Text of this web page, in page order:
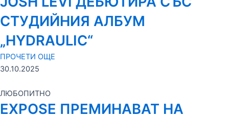
СТУДИЙНИЯ АЛБУМ
„HYDRAULIC“
ПРОЧЕТИ ОЩЕ
30.10.2025
ЛЮБОПИТНО
EXPOSE ПРЕМИНАВАТ НА